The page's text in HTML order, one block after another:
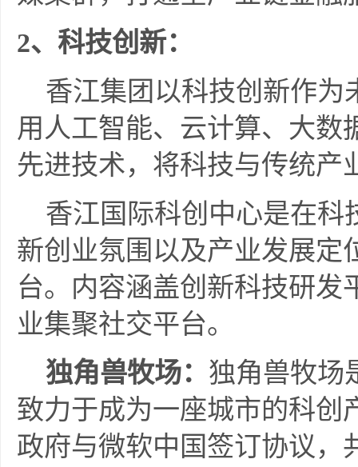
2、科技创新：
香江集团以科技创新作为
用人工智能、云计算、大数
先进技术，将科技与传统产
香江国际科创中心是在科
新创业氛围以及产业发展定
台。内容涵盖创新科技研发
业集聚社交平台。
独角兽牧场： 独角兽牧场
致力于成为一座城市的科创
政府与微软中国签订协议，